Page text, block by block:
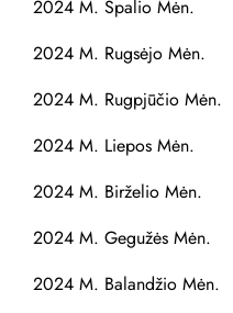
2024 M. Spalio Mėn.
2024 M. Rugsėjo Mėn.
2024 M. Rugpjūčio Mėn.
2024 M. Liepos Mėn.
2024 M. Birželio Mėn.
2024 M. Gegužės Mėn.
2024 M. Balandžio Mėn.